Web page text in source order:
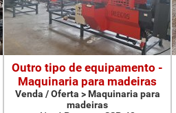
Outro tipo de equipamento -
Maquinaria para madeiras
Venda / Oferta > Maquinaria para
madeiras